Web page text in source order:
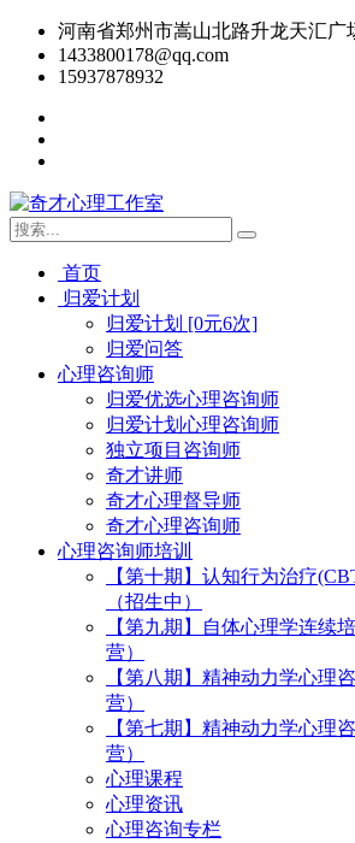
河南省郑州市嵩山北路升龙天汇广
1433800178@qq.com
15937878932
首页
归爱计划
归爱计划 [0元6次]
归爱问答
心理咨询师
归爱优选心理咨询师
归爱计划心理咨询师
独立项目咨询师
奇才讲师
奇才心理督导师
奇才心理咨询师
心理咨询师培训
【第十期】认知行为治疗
（招生中）
【第九期】自体心理学连续
营）
【第八期】精神动力学心理
营）
【第七期】精神动力学心理
营）
心理课程
心理资讯
心理咨询专栏